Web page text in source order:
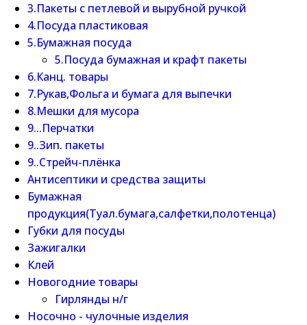
3.Пакеты с петлевой и вырубной ручкой
4.Посуда пластиковая
5.Бумажная посуда
5.Посуда бумажная и крафт пакеты
6.Канц. товары
7.Рукав,Фольга и бумага для выпечки
8.Мешки для мусора
9...Перчатки
9..Зип. пакеты
9..Стрейч-плёнка
Антисептики и средства защиты
Бумажная
продукция(Туал.бумага,салфетки,полотенца)
Губки для посуды
Зажигалки
Клей
Новогодние товары
Гирлянды н/г
Носочно - чулочные изделия